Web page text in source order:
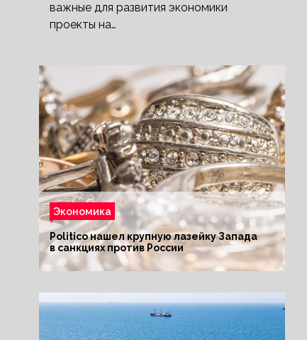
важные для развития экономики
проекты на…
Экономика
Politico нашел крупную лазейку Запада
в санкциях против России